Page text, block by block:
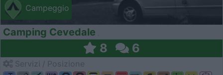
Campeggio
Camping Cevedale
8 6